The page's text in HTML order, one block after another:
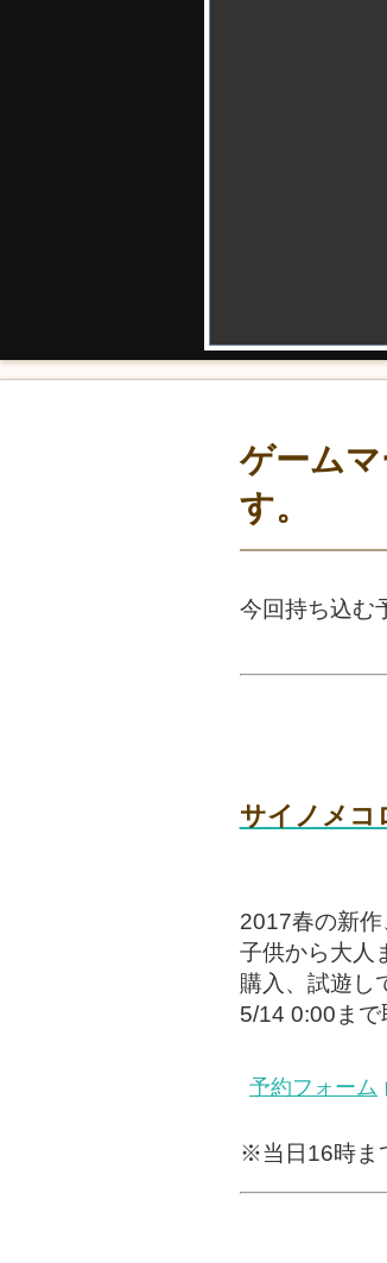
ゲーム
す。
今回持ち込む
サイノメコ
2017春の新作
子供から大人
購入、試遊し
5/14 0:00まで
予約フォーム
※当日16時ま